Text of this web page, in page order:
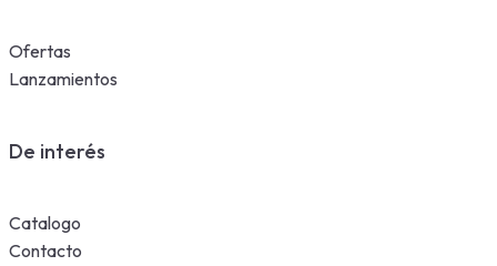
Ofertas
Lanzamientos
De interés
Catalogo
Contacto